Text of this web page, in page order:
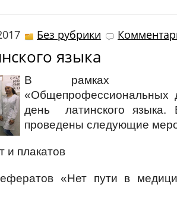
Без рубрики
языка
В рамках
«Общепрофессиональных
день латинского
проведены следующие
и плакатов
«Нет пути в